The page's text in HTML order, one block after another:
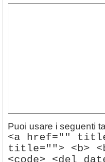
Puoi usare i seguenti
<a href=""
title=""> <b>